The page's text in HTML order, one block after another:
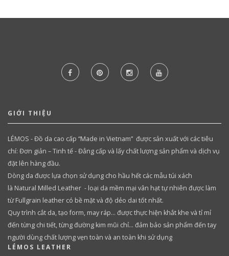
GIỚI THIỆU
LÉMOS - Đồ da cao cấp “Made in Vietnam” được sản xuất với các tiêu
chí: Đơn giản – Tinh tế - Đẳng cấp và lấy chất lượng sản phẩm và dịch vụ
đặt lên hàng đầu.
Dòng da được lựa chọn sử dụng cho hầu hết các mẫu túi xách
là Natural Milled Leather - loại da mềm mại vân hạt tự nhiên được làm
từ Fullgrain leather có bề mặt và độ dẻo dai tốt nhất.
Quy trình cắt da, tạo form, may ráp… được thực hiện khắt khe và tỉ mỉ
đến từng chi tiết, từng đường kim mũi chỉ… đảm bảo sản phẩm đến tay
người dùng chất lượng vẹn toàn và an toàn khi sử dụng
LÉMOS LEATHER